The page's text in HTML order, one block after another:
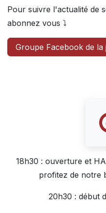
Pour suivre l'actualité de
abonnez vous ⤵️
Groupe Facebook de la
18h30 : ouverture et
profitez de notre
20h30 : début